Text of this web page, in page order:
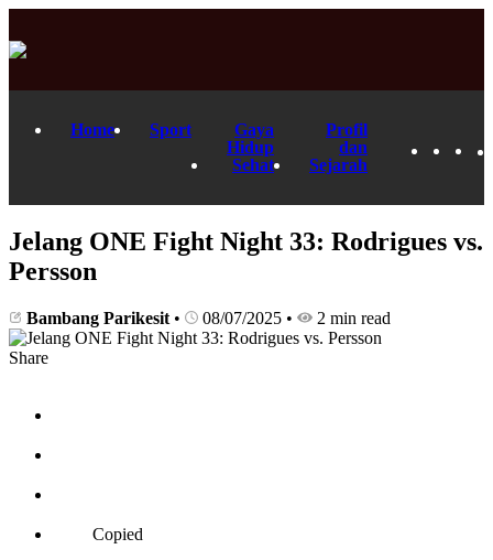
Home Sport
Gaya
Hidup
Sehat
Profil
dan
Sejarah
Jelang ONE Fight Night 33: Rodrigues vs.
Persson
Bambang Parikesit • 08/07/2025 • 2 min read
Share
Copied